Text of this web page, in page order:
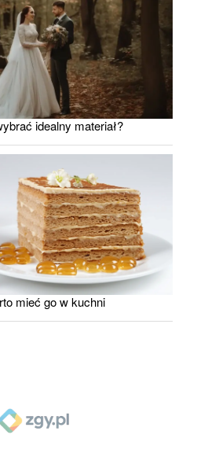
idealny materiał?
mieć go w kuchni